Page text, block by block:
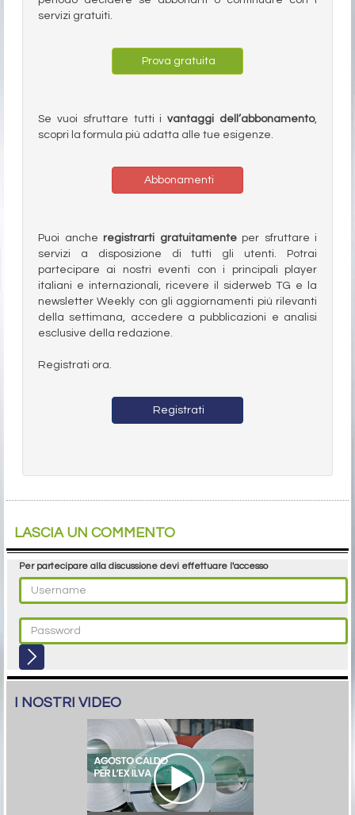
servizi gratuiti.
Prova gratuita
Se vuoi sfruttare tutti ivantaggi dell’abbonamento,
scopri la formula più adatta alle tue esigenze.
Abbonamenti
Puoi anche registrarti gratuitamenteper sfruttare i
servizi a disposizione di tutti gli utenti. Potrai
partecipare ai nostri eventi con i principali player
italiani e internazionali, ricevere il siderweb TG e la
newsletter Weekly con gli aggiornamenti più rilevanti
della settimana, accedere a pubblicazioni e analisi
esclusive della redazione.
Registrati ora.
Registrati
LASCIA UN COMMENTO
Per partecipare alla discussione devi effettuare l'accesso
I NOSTRI VIDEO